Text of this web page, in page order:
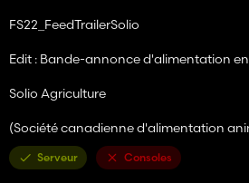
FS22_FeedTrailerSolio
Edit : Bande-annonce d'alimentation
Solio Agriculture
(Société canadienne d'alimentation
Serveur Consoles